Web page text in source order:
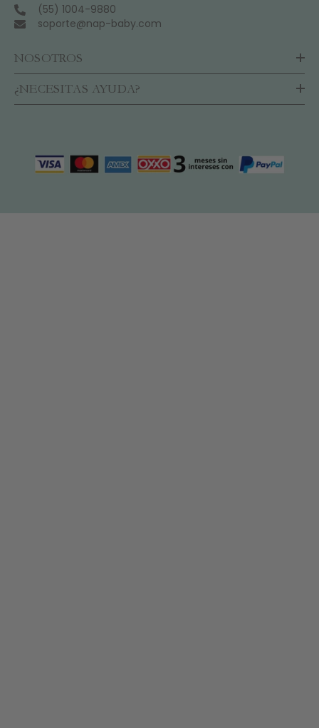
(55) 1004-9880
soporte@nap-baby.com
NOSOTROS
¿NECESITAS AYUDA?